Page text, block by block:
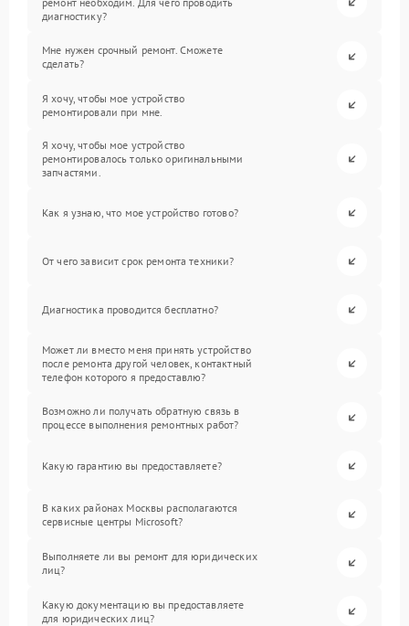
диагностику?
Мне нужен срочный ремонт. Сможете
сделать?
Я хочу, чтобы мое устройство
ремонтировали при мне.
Я хочу, чтобы мое устройство
ремонтировалось только оригинальными
запчастями.
Как я узнаю, что мое устройство готово?
От чего зависит срок ремонта техники?
Диагностика проводится бесплатно?
Может ли вместо меня принять устройство
после ремонта другой человек, контактный
телефон которого я предоставлю?
Возможно ли получать обратную связь в
процессе выполнения ремонтных работ?
Какую гарантию вы предоставляете?
В каких районах Москвы располагаются
сервисные центры Microsoft?
Выполняете ли вы ремонт для юридических
лиц?
Какую документацию вы предоставляете
для юридических лиц?